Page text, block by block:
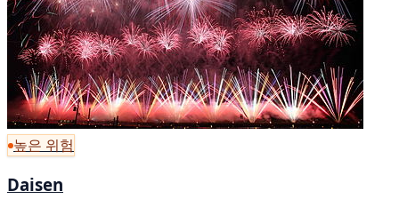
높은 위험
Daisen